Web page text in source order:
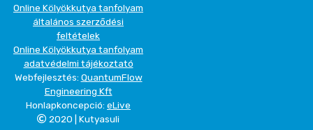
Online Kölyökkutya tanfolyam
általános szerződési
feltételek
Online Kölyökkutya tanfolyam
adatvédelmi tájékoztató
Webfejlesztés: QuantumFlow
Engineering Kft
Honlapkoncepció: eLive
2020 | Kutyasuli